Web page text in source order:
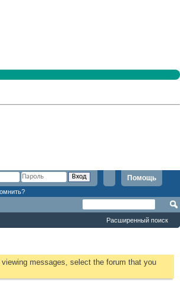
Помощь
Расширенный поиск
messages, select the forum that you